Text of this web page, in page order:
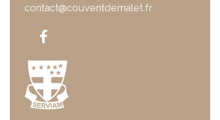
contact@couventdemalet.fr